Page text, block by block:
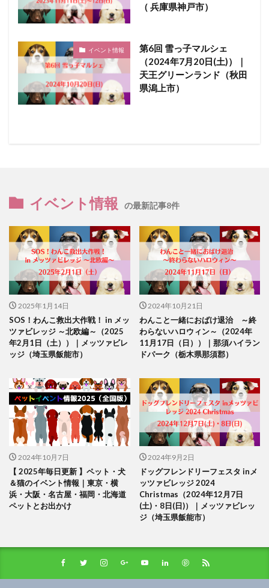
（ 兵庫県神戸市）
イベント情報
第6回 雪っ子マルシェ
（2024年7月20日(土)）｜
天王グリーンランド（秋田
県潟上市）
イベント情報 の最新記事8件
2025年1月14日
SOS！わんこ救出大作戦！ in メッ
ツァビレッジ ～北欧編～（2025
年2月1日（土））｜メッツァビレ
ッジ（埼玉県飯能市）
2024年10月21日
わんこと一緒におばけ退治 ～終
わらないハロウィン～（2024年
11月17日（日））｜那須ハイラン
ドパーク（栃木県那須郡）
2024年10月7日
【 2025年毎日更新 】ペット・犬
＆猫のイベント情報｜東京・横
浜・大阪・名古屋・福岡・北海道
ペットとお出かけ
2024年9月2日
ドッグフレンドリーフェスタ inメ
ッツァビレッジ 2024
Christmas（2024年12月7日
(土)・8日(日)）｜メッツァビレッ
ジ（埼玉県飯能市）